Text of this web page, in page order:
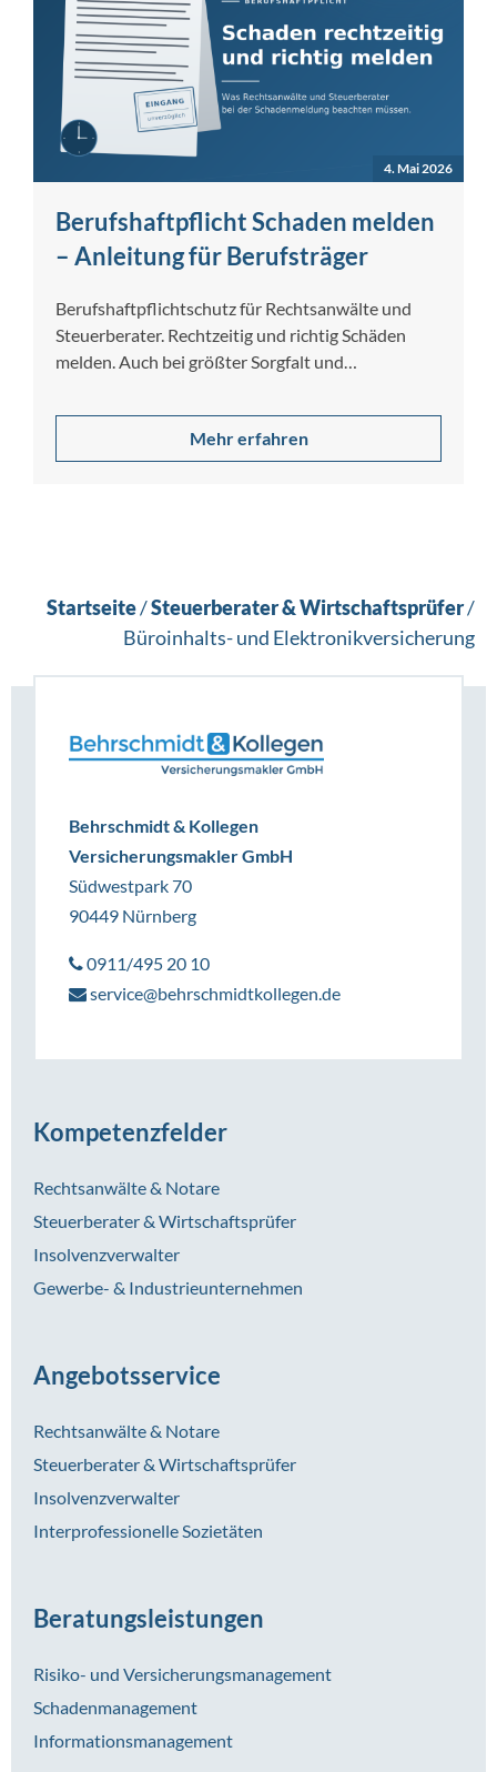
4. Mai 2026
Berufshaftpflicht Schaden melden
– Anleitung für Berufsträger
Berufshaftpflichtschutz für Rechtsanwälte und
Steuerberater. Rechtzeitig und richtig Schäden
melden. Auch bei größter Sorgfalt und
Mehr erfahren
Startseite/Steuerberater & Wirtschaftsprüfer/
Büroinhalts- und Elektronikversicherung
Behrschmidt & Kollegen
Versicherungsmakler GmbH
Südwestpark 70
90449 Nürnberg
0911/495 20 10
service@behrschmidtkollegen.de
Kompetenzfelder
Rechtsanwälte & Notare
Steuerberater & Wirtschaftsprüfer
Insolvenzverwalter
Gewerbe- & Industrieunternehmen
Angebotsservice
Rechtsanwälte & Notare
Steuerberater & Wirtschaftsprüfer
Insolvenzverwalter
Interprofessionelle Sozietäten
Beratungsleistungen
Risiko- und Versicherungsmanagement
Schadenmanagement
Informationsmanagement